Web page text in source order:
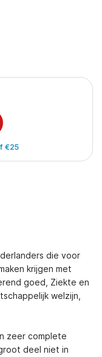
€25
die voor
krijgen met
goed, Ziekte en
welzijn,
zeer complete
deel niet in